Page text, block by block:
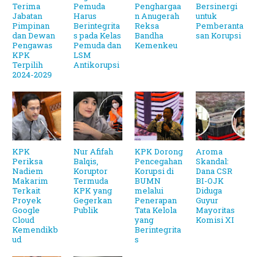
Terima
Jabatan
Pimpinan
dan Dewan
Pengawas
KPK
Terpilih
2024-2029
Pemuda
Harus
Berintegrita
s pada Kelas
Pemuda dan
LSM
Antikorupsi
Penghargaa
n Anugerah
Reksa
Bandha
Kemenkeu
Bersinergi
untuk
Pemberanta
san Korupsi
KPK
Periksa
Nadiem
Makarim
Terkait
Proyek
Google
Cloud
Kemendikb
ud
Nur Afifah
Balqis,
Koruptor
Termuda
KPK yang
Gegerkan
Publik
KPK Dorong
Pencegahan
Korupsi di
BUMN
melalui
Penerapan
Tata Kelola
yang
Berintegrita
s
Aroma
Skandal:
Dana CSR
BI-OJK
Diduga
Guyur
Mayoritas
Komisi XI